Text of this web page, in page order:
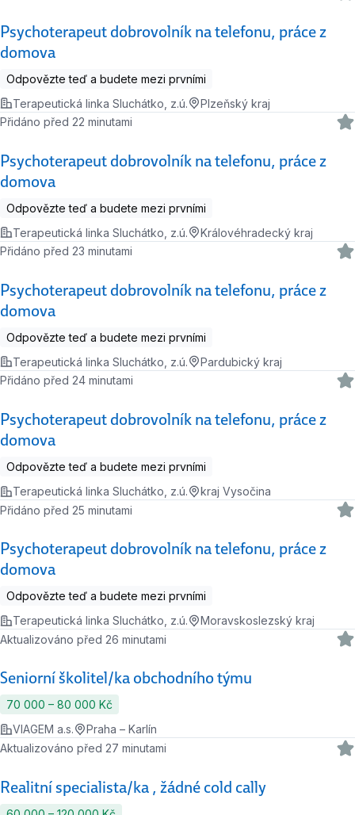
Psychoterapeut dobrovolník na telefonu, práce z
domova
Odpovězte teď a budete mezi prvními
Terapeutická linka Sluchátko, z.ú.
Plzeňský kraj
Psychoterapeut dobrovolník na telefonu, práce z
domova
Přidáno před 22 minutami
Odpovězte teď a budete mezi prvními
Terapeutická linka Sluchátko, z.ú.
Královéhradecký kraj
Psychoterapeut dobrovolník na telefonu, práce z
domova
Přidáno před 23 minutami
Odpovězte teď a budete mezi prvními
Terapeutická linka Sluchátko, z.ú.
Pardubický kraj
Psychoterapeut dobrovolník na telefonu, práce z
domova
Přidáno před 24 minutami
Odpovězte teď a budete mezi prvními
Terapeutická linka Sluchátko, z.ú.
kraj Vysočina
Psychoterapeut dobrovolník na telefonu, práce z
domova
Přidáno před 25 minutami
Odpovězte teď a budete mezi prvními
Terapeutická linka Sluchátko, z.ú.
Moravskoslezský kraj
Seniorní školitel/ka obchodního týmu
Aktualizováno před 26 minutami
70 000 ‍–‍ 80 000 Kč
VIAGEM a.s.
Praha – Karlín
Realitní specialista/ka , žádné cold cally
Aktualizováno před 27 minutami